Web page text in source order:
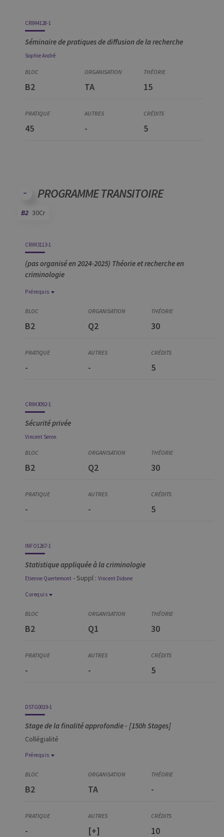
CRIM4128-1
Séminaire de pratiques de diffusion de la recherche
SophieAndré
B2 TA 15
45 - 5
PROGRAMME TRANSITOIRE
B2 30Cr
CRIM3113-1
(pas organisé en 2024-2025) Théorie et recherche en
criminologie
Prérequis
Démarches de recherche en criminologie
Introduction à la méthodologie qualitative
Introduction à la méthodologie quantitative
B2 Q2 30
- - 5
CRIM3092-1
Sécurité privée
Vincent Seron
B2 Q2 30
- - 5
INFO1267-1
Statistique appliquée à la criminologie
Etienne Quertemont - Suppl : Vincent Didone
Corequis
Introduction à la méthodologie quantitative
B2 Q1 30
- - 5
DSTG0019-1
Stage de la finalité approfondie - [150h Stages]
Collégialité
Prérequis
Prérequis
Prisons et emprisonnement
Criminologie appliquée
B2 TA -
- [+] 10